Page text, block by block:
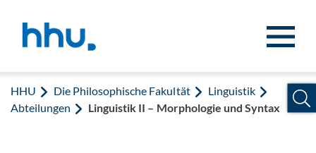
HHU Die Philosophische Fakultät
Linguistik
Abteilungen
Linguistik II – Morphologie und Syntax